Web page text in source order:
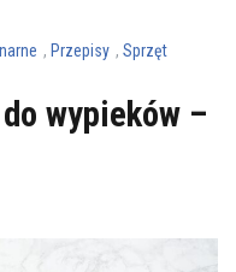
, Przepisy , Sprzęt
wypieków –